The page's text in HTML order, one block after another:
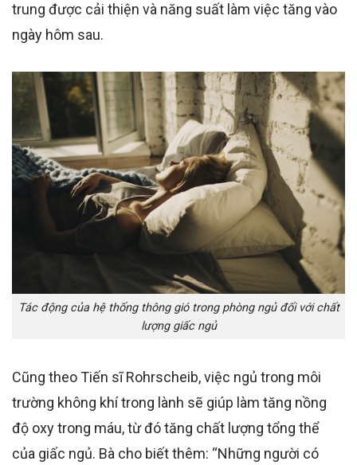
trung được cải thiện và năng suất làm việc tăng vào
ngày hôm sau.
Tác động của hệ thống thông gió trong phòng ngủ đối với chất
lượng giấc ngủ
Cũng theo Tiến sĩ Rohrscheib, việc ngủ trong môi
trường không khí trong lành sẽ giúp làm tăng nồng
độ oxy trong máu, từ đó tăng chất lượng tổng thể
của giấc ngủ. Bà cho biết thêm: “Những người có